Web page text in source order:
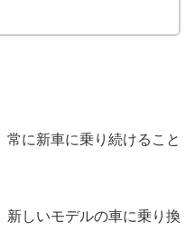
常に新車に乗り続けること
新しいモデルの車に乗り換